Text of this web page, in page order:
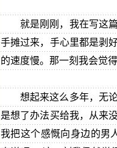
就是刚刚，我在写这
手摊过来，手心里都是剥
的速度慢。那一刻我会觉
想起来这么多年，无
是想了办法买给我，从来
我把这个感慨向身边的男